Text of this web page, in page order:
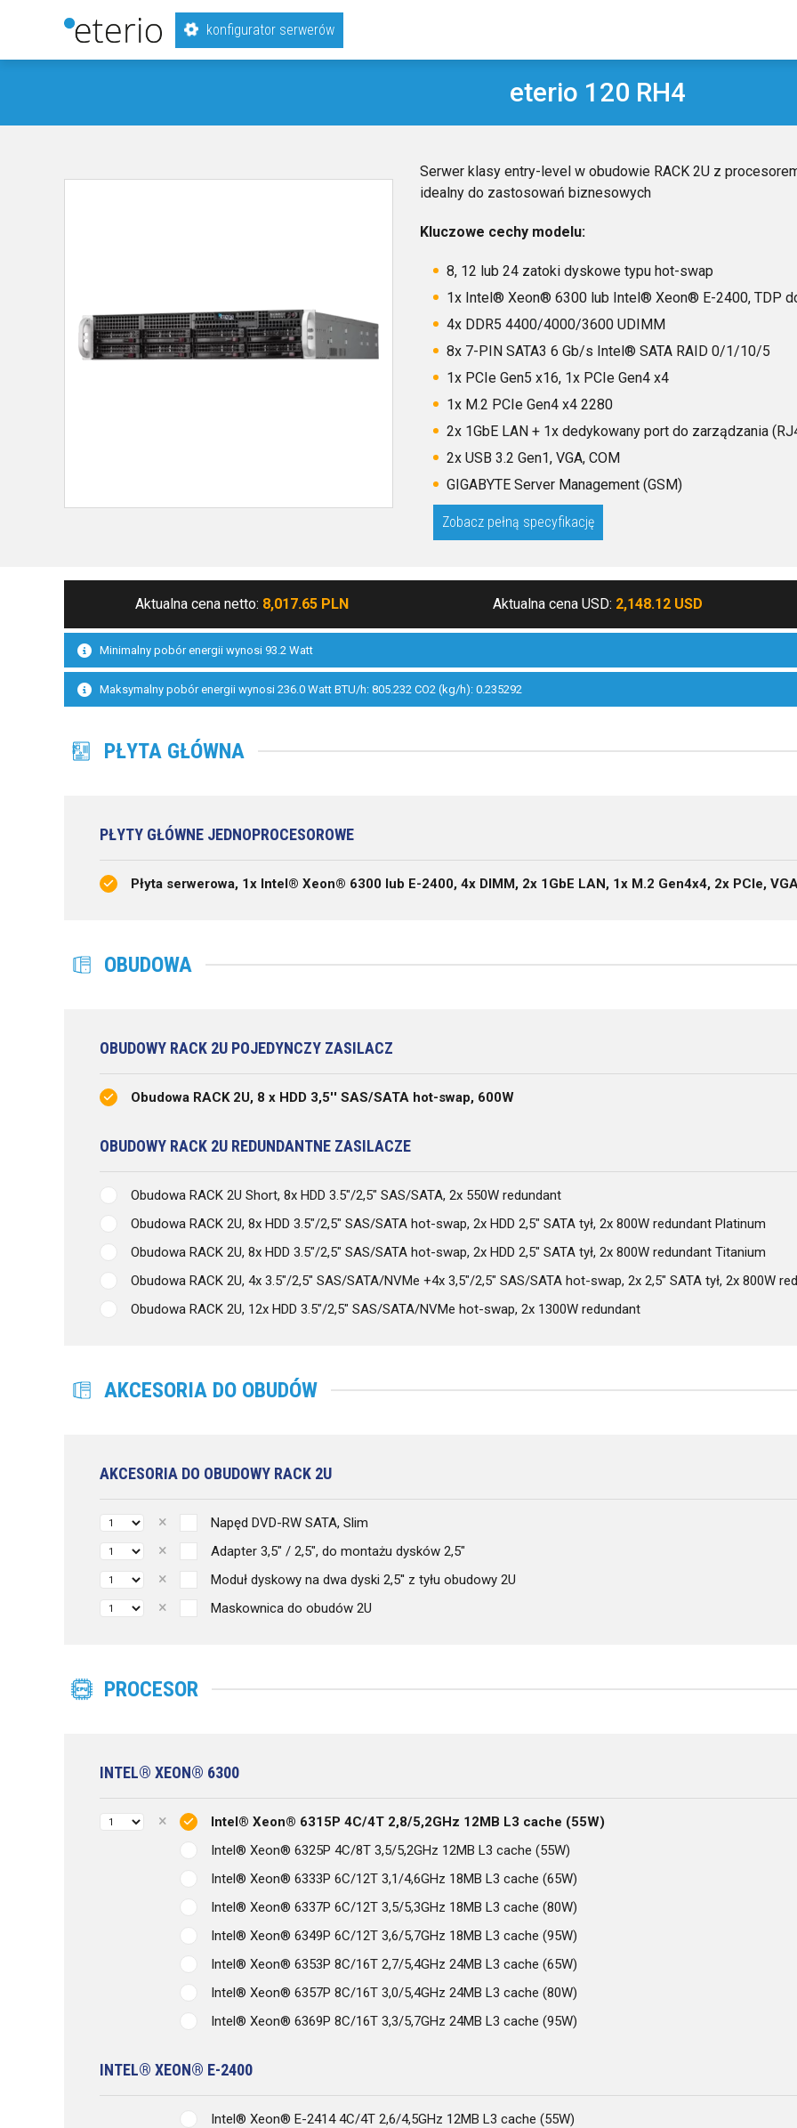
konfigurator serwerów
eterio 120 RH4
Serwer klasy entry-level w obudowie RACK 2U z
idealny do zastosowań biznesowych
Kluczowe cechy modelu:
8, 12 lub 24 zatoki dyskowe typu hot-swap
1x Intel® Xeon® 6300 lub Intel® Xeon® E-2400, TDP
4x DDR5 4400/4000/3600 UDIMM
8x 7-PIN SATA3 6 Gb/s Intel® SATA RAID 0/1/10/5
1x PCIe Gen5 x16, 1x PCIe Gen4 x4
1x M.2 PCIe Gen4 x4 2280
2x 1GbE LAN + 1x dedykowany port do zarządzania
2x USB 3.2 Gen1, VGA, COM
GIGABYTE Server Management (GSM)
Aktualna cena netto: 8,017.65 PLN Aktualna cena USD: 2,148.12 USD
Minimalny pobór energii wynosi 93.2 Watt
Maksymalny pobór energii wynosi 236.0 Watt BTU/h: 805.232 CO2 (kg/h): 0.235292
PŁYTA GŁÓWNA
PŁYTY GŁÓWNE JEDNOPROCESOROWE
Płyta serwerowa, 1x Intel® Xeon® 6300 lub E-2400, 4x DIMM, 2x 1GbE LAN, 1x M.2 Gen4x4, 2x PCIe,
OBUDOWA
OBUDOWY RACK 2U POJEDYNCZY ZASILACZ
Obudowa RACK 2U, 8 x HDD 3,5'' SAS/SATA hot-swap, 600W
OBUDOWY RACK 2U REDUNDANTNE ZASILACZE
Obudowa RACK 2U Short, 8x HDD 3.5"/2,5" SAS/SATA, 2x 550W redundant
Obudowa RACK 2U, 8x HDD 3.5"/2,5" SAS/SATA hot-swap, 2x HDD 2,5" SATA tył, 2x 800W redundant Platinum
Obudowa RACK 2U, 8x HDD 3.5"/2,5" SAS/SATA hot-swap, 2x HDD 2,5" SATA tył, 2x 800W redundant Titanium
Obudowa RACK 2U, 4x 3.5"/2,5" SAS/SATA/NVMe +4x 3,5"/2,5" SAS/SATA hot-swap, 2x 2,5" SATA tył, 2x 800W
Obudowa RACK 2U, 12x HDD 3.5"/2,5" SAS/SATA/NVMe hot-swap, 2x 1300W redundant
AKCESORIA DO OBUDÓW
AKCESORIA DO OBUDOWY RACK 2U
Napęd DVD-RW SATA, Slim
Adapter 3,5" / 2,5", do montażu dysków 2,5"
Moduł dyskowy na dwa dyski 2,5'' z tyłu obudowy 2U
Maskownica do obudów 2U
PROCESOR
INTEL® XEON® 6300
Intel® Xeon® 6315P 4C/4T 2,8/5,2GHz 12MB L3 cache (55W)
Intel® Xeon® 6325P 4C/8T 3,5/5,2GHz 12MB L3 cache (55W)
Intel® Xeon® 6333P 6C/12T 3,1/4,6GHz 18MB L3 cache (65W)
Intel® Xeon® 6337P 6C/12T 3,5/5,3GHz 18MB L3 cache (80W)
Intel® Xeon® 6349P 6C/12T 3,6/5,7GHz 18MB L3 cache (95W)
Intel® Xeon® 6353P 8C/16T 2,7/5,4GHz 24MB L3 cache (65W)
Intel® Xeon® 6357P 8C/16T 3,0/5,4GHz 24MB L3 cache (80W)
Intel® Xeon® 6369P 8C/16T 3,3/5,7GHz 24MB L3 cache (95W)
INTEL® XEON® E-2400
Intel® Xeon® E-2414 4C/4T 2,6/4,5GHz 12MB L3 cache (55W)